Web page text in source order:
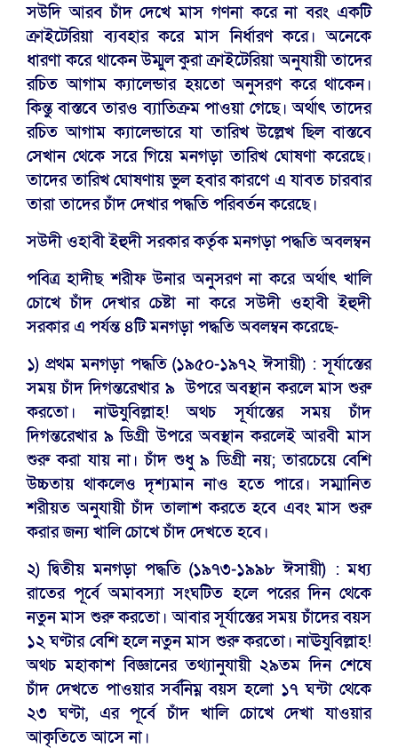
সউদি আরব চাঁদ দেখে মাস গণনা করে না বরং একটি
ক্রাইটেরিয়া ব্যবহার করে মাস নির্ধারণ করে। অনেকে
ধারণা করে থাকেন উম্মুল কুরা ক্রাইটেরিয়া অনুযায়ী তাদের
রচিত আগাম ক্যালেন্ডার হয়তো অনুসরণ করে থাকেন।
কিন্তু বাস্তবে তারও ব্যাতিক্রম পাওয়া গেছে। অর্থাৎ তাদের
রচিত আগাম ক্যালেন্ডারে যা তারিখ উল্লেখ ছিল বাস্তবে
সেখান থেকে সরে গিয়ে মনগড়া তারিখ ঘোষণা করেছে।
তাদের তারিখ ঘোষণায় ভুল হবার কারণে এ যাবত চারবার
তারা তাদের চাঁদ দেখার পদ্ধতি পরিবর্তন করেছে।
সউদী ওহাবী ইহুদী সরকার কর্তৃক মনগড়া পদ্ধতি অবলম্বন
পবিত্র হাদীছ শরীফ উনার অনুসরণ না করে অর্থাৎ খালি
চোখে চাঁদ দেখার চেষ্টা না করে সউদী ওহাবী ইহুদী
সরকার এ পর্যন্ত ৪টি মনগড়া পদ্ধতি অবলম্বন করেছে-
১) প্রথম মনগড়া পদ্ধতি (১৯৫০-১৯৭২ ঈসায়ী) : সূর্যাস্তের
সময় চাঁদ দিগন্তরেখার ৯ উপরে অবস্থান করলে মাস শুরু
করতো। নাঊযুবিল্লাহ! অথচ সূর্যাস্তের সময় চাঁদ
দিগন্তরেখার ৯ ডিগ্রী উপরে অবস্থান করলেই আরবী মাস
শুরু করা যায় না। চাঁদ শুধু ৯ ডিগ্রী নয়; তারচেয়ে বেশি
উচ্চতায় থাকলেও দৃশ্যমান নাও হতে পারে। সম্মানিত
শরীয়ত অনুযায়ী চাঁদ তালাশ করতে হবে এবং মাস শুরু
করার জন্য খালি চোখে চাঁদ দেখতে হবে।
২) দ্বিতীয় মনগড়া পদ্ধতি (১৯৭৩-১৯৯৮ ঈসায়ী) : মধ্য
রাতের পূর্বে অমাবস্যা সংঘটিত হলে পরের দিন থেকে
নতুন মাস শুরু করতো। আবার সূর্যাস্তের সময় চাঁদের বয়স
১২ ঘণ্টার বেশি হলে নতুন মাস শুরু করতো। নাঊযুবিল্লাহ!
অথচ মহাকাশ বিজ্ঞানের তথ্যানুযায়ী ২৯তম দিন শেষে
চাঁদ দেখতে পাওয়ার সর্বনিম্ন বয়স হলো ১৭ ঘন্টা থেকে
২৩ ঘণ্টা, এর পূর্বে চাঁদ খালি চোখে দেখা যাওয়ার
আকৃতিতে আসে না।